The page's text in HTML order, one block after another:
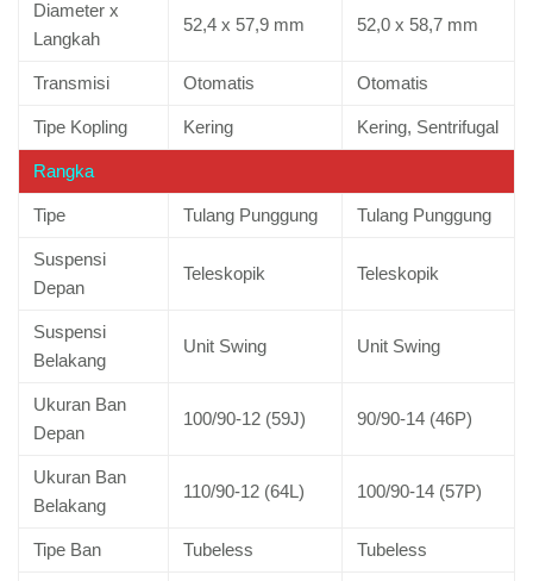
Diameter x
Langkah
52,4 x 57,9 mm 52,0 x 58,7 mm
Transmisi Otomatis Otomatis
Tipe Kopling Kering Kering, Sentrifugal
Rangka
Tipe Tulang Punggung Tulang Punggung
Suspensi
Depan
Teleskopik Teleskopik
Suspensi
Belakang
Unit Swing Unit Swing
Ukuran Ban
Depan
100/90-12 (59J) 90/90-14 (46P)
Ukuran Ban
Belakang
110/90-12 (64L) 100/90-14 (57P)
Tipe Ban Tubeless Tubeless